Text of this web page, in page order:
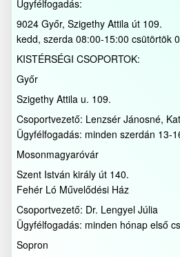
Ügyfélfogadás:
9024 Győr, Szigethy Attila út 109.
kedd, szerda 08:00-15:00 csütörtök
KISTÉRSÉGI CSOPORTOK:
Győr
Szigethy Attila u. 109.
Csoportvezető: Lenzsér Jánosné,
Ügyfélfogadás: minden szerdán 13-
Mosonmagyaróvár
Szent István király út 140.
Fehér Ló Művelődési Ház
Csoportvezető: Dr. Lengyel Júlia
Ügyfélfogadás: minden hónap első
Sopron